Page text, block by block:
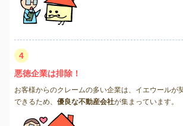
4
悪徳企業は排除！
お客様からのクレームの多い企業は、イエウールが
できるため、 優良な不動産会社が集まっています。